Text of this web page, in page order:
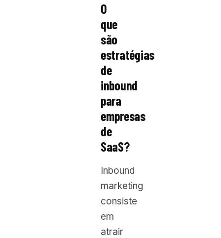
O
que
são
estratégias
de
inbound
para
empresas
de
SaaS?
Inbound
marketing
consiste
em
atrair